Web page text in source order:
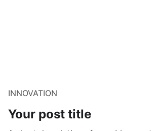
INNOVATION
Your post title